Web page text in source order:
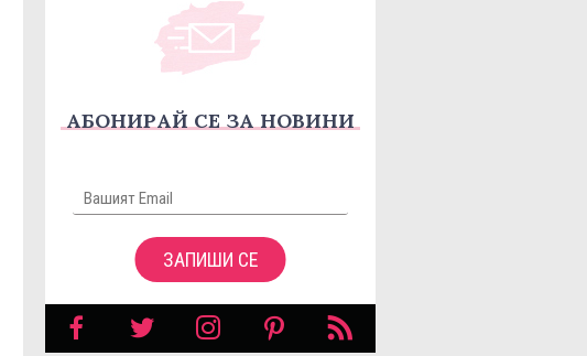
АБОНИРАЙ СЕ ЗА НОВИНИ
ЗАПИШИ СЕ